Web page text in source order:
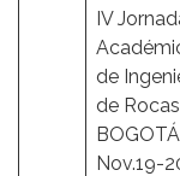
IV
de
de Rocas
Nov.19-